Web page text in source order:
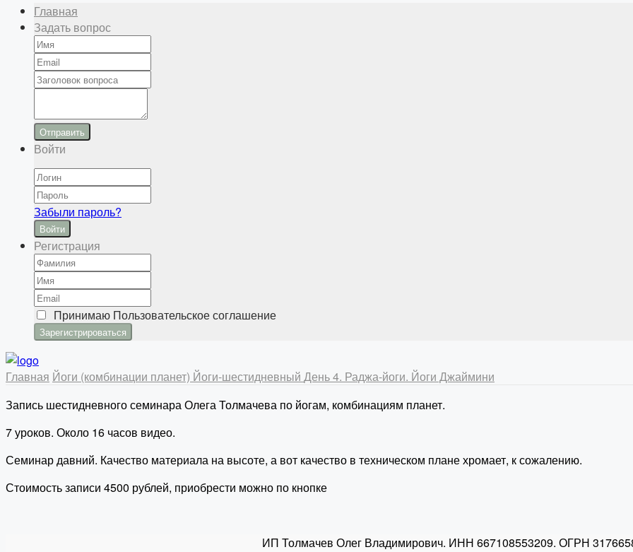
Главная
Задать вопрос
Отправить
Войти
Забыли пароль?
Войти
Регистрация
Принимаю Пользовательское соглашение
Главная Йоги (комбинации планет) Йоги-шестидневный День 4. Раджа-йоги. Йоги Джаймини
Запись шестидневного семинара Олега Толмачева по йогам, комбинациям планет.
7 уроков. Около 16 часов видео.
Семинар давний. Качество материала на высоте, а вот качество в техническом плане хромает, к сожалению.
Стоимость записи 4500 рублей, приобрести можно по кнопке
ИП Толмачев Олег Владимирович. ИНН 667108553209. ОГРН